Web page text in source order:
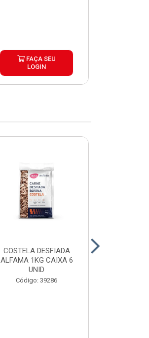
FAÇA SEU
LOGIN
COSTELA DESFIADA
ALFAMA 1KG CAIXA 6
UNID
Código: 39286